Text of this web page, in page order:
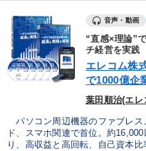
音声・動画
“直感×理論”
チ経営を実践
エレコム株
で1000億企
葉田順治(エレ
パソコン周辺機器のファブレス
ド、スマホ関連で首位。約
り、高収益と高回転、自己資本